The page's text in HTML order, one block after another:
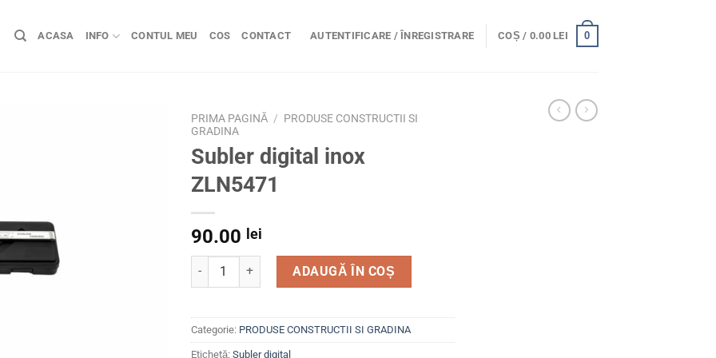
ACASA INFO CONTUL MEU COS CONTACT AUTENTIFICARE / ÎNREGISTRARE COȘ / 0.00 LEI 0
PRIMA PAGINĂ / PRODUSE CONSTRUCTII SI
GRADINA
Subler digital inox
ZLN5471
90.00 lei
Cantitate Subler digital inox ZLN5471
ADAUGĂ ÎN COȘ
Categorie: PRODUSE CONSTRUCTII SI GRADINA
Etichetă: Subler digital